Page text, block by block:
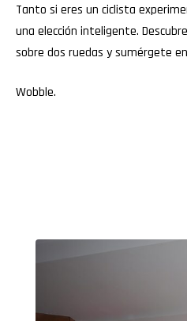
Tanto si eres un ciclista
una elección inteligente.
sobre dos ruedas y sumérgete
Wobble.